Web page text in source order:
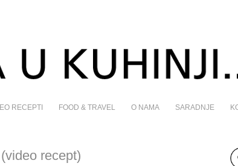
RECEPTI FOOD & TRAVEL O NAMA SARADNJE
recept)